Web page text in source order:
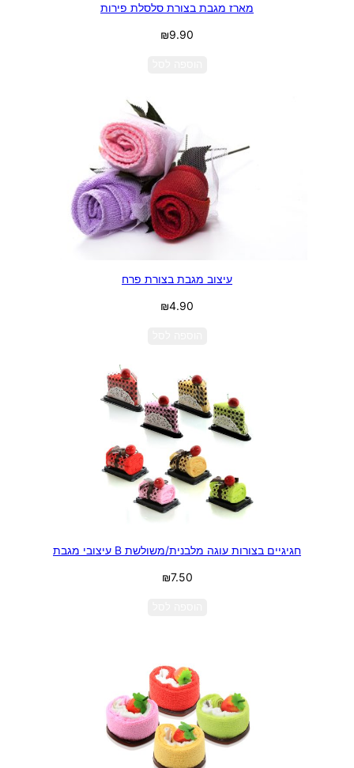
מארז מגבת בצורת סלסלת פירות
₪9.90
עיצוב מגבת בצורת פרח
₪4.90
חגיגיים בצורות עוגה מלבנית/משולשת B עיצובי מגבת
₪7.50